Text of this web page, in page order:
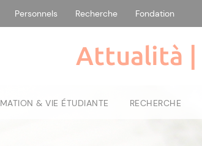
Personnels Recherche Fondation
Attualità |
& VIE ÉTUDIANTE RECHERCHE